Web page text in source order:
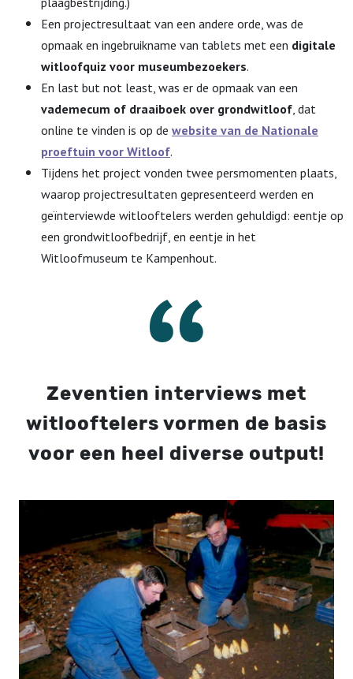
Een projectresultaat van een andere orde, was de
opmaak en ingebruikname van tablets met een digitale
witloofquiz voor museumbezoekers.
En last but not least, was er de opmaak van een
vademecum of draaiboek over grondwitloof, dat
online te vinden is op de website van de Nationale
proeftuin voor Witloof.
Tijdens het project vonden twee persmomenten plaats,
waarop projectresultaten gepresenteerd werden en
geïnterviewde witlooftelers werden gehuldigd: eentje op
een grondwitloofbedrijf, en eentje in het
Witloofmuseum te Kampenhout.
Zeventien interviews met
witlooftelers vormen de basis
voor een heel diverse output!